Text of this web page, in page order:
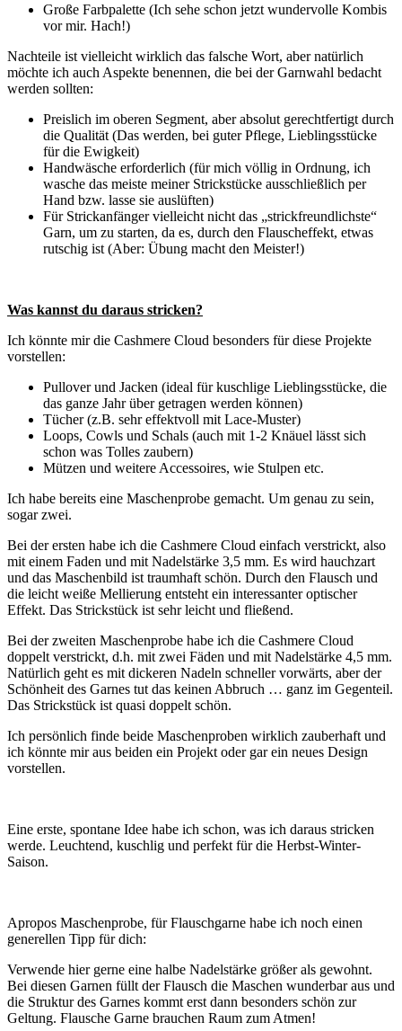
Große Farbpalette (Ich sehe schon jetzt wundervolle Kombis
vor mir. Hach!)
Nachteile ist vielleicht wirklich das falsche Wort, aber natürlich
möchte ich auch Aspekte benennen, die bei der Garnwahl bedacht
werden sollten:
Preislich im oberen Segment, aber absolut gerechtfertigt durch
die Qualität (Das werden, bei guter Pflege, Lieblingsstücke
für die Ewigkeit)
Handwäsche erforderlich (für mich völlig in Ordnung, ich
wasche das meiste meiner Strickstücke ausschließlich per
Hand bzw. lasse sie auslüften)
Für Strickanfänger vielleicht nicht das „strickfreundlichste“
Garn, um zu starten, da es, durch den Flauscheffekt, etwas
rutschig ist (Aber: Übung macht den Meister!)
Was kannst du daraus stricken?
Ich könnte mir die Cashmere Cloud besonders für diese Projekte
vorstellen:
Pullover und Jacken (ideal für kuschlige Lieblingsstücke, die
das ganze Jahr über getragen werden können)
Tücher (z.B. sehr effektvoll mit Lace-Muster)
Loops, Cowls und Schals (auch mit 1-2 Knäuel lässt sich
schon was Tolles zaubern)
Mützen und weitere Accessoires, wie Stulpen etc.
Ich habe bereits eine Maschenprobe gemacht. Um genau zu sein,
sogar zwei.
Bei der ersten habe ich die Cashmere Cloud einfach verstrickt, also
mit einem Faden und mit Nadelstärke 3,5 mm. Es wird hauchzart
und das Maschenbild ist traumhaft schön. Durch den Flausch und
die leicht weiße Mellierung entsteht ein interessanter optischer
Effekt. Das Strickstück ist sehr leicht und fließend.
Bei der zweiten Maschenprobe habe ich die Cashmere Cloud
doppelt verstrickt, d.h. mit zwei Fäden und mit Nadelstärke 4,5 mm.
Natürlich geht es mit dickeren Nadeln schneller vorwärts, aber der
Schönheit des Garnes tut das keinen Abbruch … ganz im Gegenteil.
Das Strickstück ist quasi doppelt schön.
Ich persönlich finde beide Maschenproben wirklich zauberhaft und
ich könnte mir aus beiden ein Projekt oder gar ein neues Design
vorstellen.
Eine erste, spontane Idee habe ich schon, was ich daraus stricken
werde. Leuchtend, kuschlig und perfekt für die Herbst-Winter-
Saison.
Apropos Maschenprobe, für Flauschgarne habe ich noch einen
generellen Tipp für dich:
Verwende hier gerne eine halbe Nadelstärke größer als gewohnt.
Bei diesen Garnen füllt der Flausch die Maschen wunderbar aus und
die Struktur des Garnes kommt erst dann besonders schön zur
Geltung. Flausche Garne brauchen Raum zum Atmen!